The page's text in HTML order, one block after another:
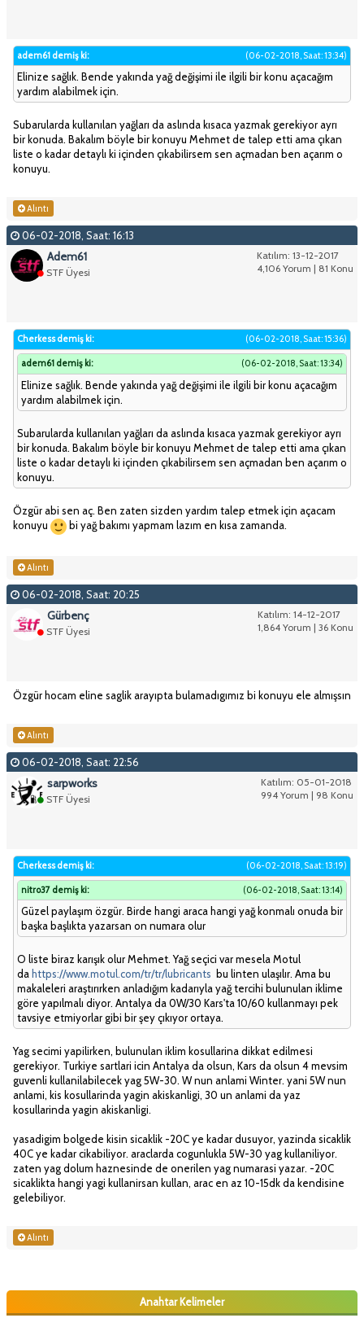
(06-02-2018, Saat: 13:34)
adem61 demiş ki:
Elinize sağlık. Bende yakında yağ değişimi ile ilgili bir konu açacağım
yardım alabilmek için.
Subarularda kullanılan yağları da aslında kısaca yazmak gerekiyor ayrı
bir konuda. Bakalım böyle bir konuyu Mehmet de talep etti ama çıkan
liste o kadar detaylı ki içinden çıkabilirsem sen açmadan ben açarım o
konuyu.
Alıntı
06-02-2018, Saat: 16:13
Katılım: 13-12-2017
4,106 Yorum | 81 Konu
Adem61
STF Üyesi
(06-02-2018, Saat: 15:36)
Cherkess demiş ki:
(06-02-2018, Saat: 13:34)
adem61 demiş ki:
Elinize sağlık. Bende yakında yağ değişimi ile ilgili bir konu açacağım
yardım alabilmek için.
Subarularda kullanılan yağları da aslında kısaca yazmak gerekiyor ayrı
bir konuda. Bakalım böyle bir konuyu Mehmet de talep etti ama çıkan
liste o kadar detaylı ki içinden çıkabilirsem sen açmadan ben açarım o
konuyu.
Özgür abi sen aç. Ben zaten sizden yardım talep etmek için açacam
konuyu
bi yağ bakımı yapmam lazım en kısa zamanda.
Alıntı
06-02-2018, Saat: 20:25
Katılım: 14-12-2017
1,864 Yorum | 36 Konu
Gürbenç
STF Üyesi
Özgür hocam eline saglik arayıpta bulamadıgımız bi konuyu ele almışsın
Alıntı
06-02-2018, Saat: 22:56
Katılım: 05-01-2018
994 Yorum | 98 Konu
sarpworks
STF Üyesi
(06-02-2018, Saat: 13:19)
Cherkess demiş ki:
(06-02-2018, Saat: 13:14)
nitro37 demiş ki:
Güzel paylaşım özgür. Birde hangi araca hangi yağ konmalı onuda bir
başka başlıkta yazarsan on numara olur
O liste biraz karışık olur Mehmet. Yağ seçici var mesela Motul
da https://www.motul.com/tr/tr/lubricants bu linten ulaşılır. Ama bu
makaleleri araştırırken anladığım kadarıyla yağ tercihi bulunulan iklime
göre yapılmalı diyor. Antalya da 0W/30 Kars'ta 10/60 kullanmayı pek
tavsiye etmiyorlar gibi bir şey çıkıyor ortaya.
Yag secimi yapilirken, bulunulan iklim kosullarina dikkat edilmesi
gerekiyor. Turkiye sartlari icin Antalya da olsun, Kars da olsun 4 mevsim
guvenli kullanilabilecek yag 5W-30. W nun anlami Winter. yani 5W nun
anlami, kis kosullarinda yagin akiskanligi, 30 un anlami da yaz
kosullarinda yagin akiskanligi.
yasadigim bolgede kisin sicaklik -20C ye kadar dusuyor, yazinda sicaklik
40C ye kadar cikabiliyor. araclarda cogunlukla 5W-30 yag kullaniliyor.
zaten yag dolum haznesinde de onerilen yag numarasi yazar. -20C
sicaklikta hangi yagi kullanirsan kullan, arac en az 10-15dk da kendisine
gelebiliyor.
Alıntı
Anahtar Kelimeler